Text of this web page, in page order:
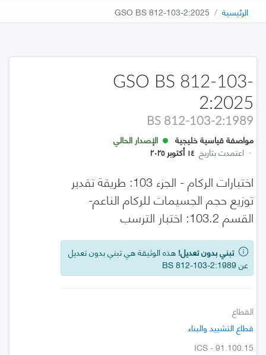
الرئيسية GSO BS 812-103-2:2025
GSO BS 812-103-
2:2025
BS 812-103-2:1989
مواصفة قياسية خليجية
الإصدار الحالي
· اعتمدت بتاريخ ١٤ أكتوبر ٢٠٢٥
اختبارات الركام - الجزء 103: طريقة تقدير
توزيع حجم الجسيمات للركام الناعم-
القسم 103.2: اختبار الترسب
تبني بدون تعديل! هذه الوثيقة هي تبني بدون تعديل
عن BS 812-103-2:1989
القطاع
قطاع التشييد والبناء
ICS - 91.100.15